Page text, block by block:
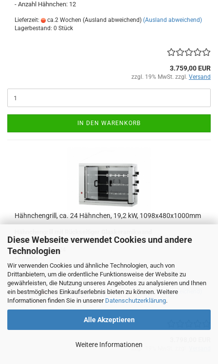
Diese Webseite verwendet Cookies und andere
Technologien
Wir verwenden Cookies und ähnliche Technologien, auch von
Drittanbietern, um die ordentliche Funktionsweise der Website zu
gewährleisten, die Nutzung unseres Angebotes zu analysieren und Ihnen
ein bestmögliches Einkaufserlebnis bieten zu können. Weitere
Informationen finden Sie in unserer Datenschutzerklärung.
Alle Akzeptieren
Weitere Informationen
- Anzahl Hähnchen: 12
Lieferzeit: ca.2 Wochen (Ausland abweichend) (Ausland abweichend)
Lagerbestand: 0 Stück
3.759,00 EUR
zzgl. 19% MwSt. zzgl. Versand
IN DEN WARENKORB
Hähnchengrill, ca. 24 Hähnchen, 19,2 kW, 1098x480x1000mm
• Maße (mm): 1098 x 480 x 1000
• Hähnchen: ca. 24
• 19,2 kW
• Gewicht: 95 Kg
Lieferzeit: ca.2 Wochen (Ausland abweichend) (Ausland abweichend)
Lagerbestand: 0 Stück
zzgl. 19% MwSt. zzgl.